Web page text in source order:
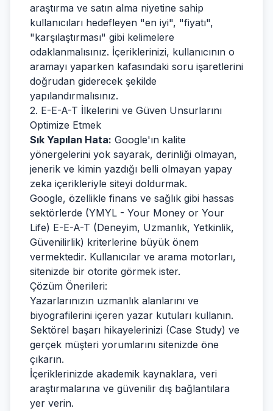
araştırma ve satın alma niyetine sahip
kullanıcıları hedefleyen "en iyi", "fiyatı",
"karşılaştırması" gibi kelimelere
odaklanmalısınız. İçeriklerinizi, kullanıcının o
aramayı yaparken kafasındaki soru işaretlerini
doğrudan giderecek şekilde
yapılandırmalısınız.
2. E-E-A-T İlkelerini ve Güven Unsurlarını
Optimize Etmek
Sık Yapılan Hata: Google'ın kalite
yönergelerini yok sayarak, derinliği olmayan,
jenerik ve kimin yazdığı belli olmayan yapay
zeka içerikleriyle siteyi doldurmak.
Google, özellikle finans ve sağlık gibi hassas
sektörlerde (YMYL - Your Money or Your
Life) E-E-A-T (Deneyim, Uzmanlık, Yetkinlik,
Güvenilirlik) kriterlerine büyük önem
vermektedir. Kullanıcılar ve arama motorları,
sitenizde bir otorite görmek ister.
Çözüm Önerileri:
Yazarlarınızın uzmanlık alanlarını ve
biyografilerini içeren yazar kutuları kullanın.
Sektörel başarı hikayelerinizi (Case Study) ve
gerçek müşteri yorumlarını sitenizde öne
çıkarın.
İçeriklerinizde akademik kaynaklara, veri
araştırmalarına ve güvenilir dış bağlantılara
yer verin.